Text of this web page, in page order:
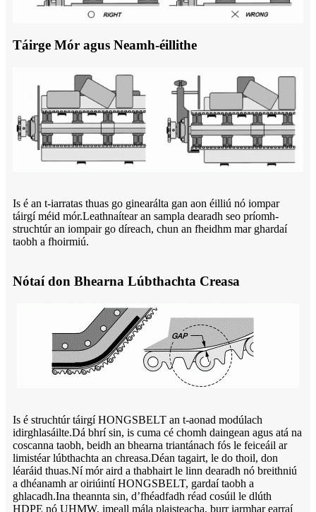
Táirge Mór agus Neamh-éillithe
Is é an t-iarratas thuas go ginearálta gan aon éilliú nó iompar
táirgí méid mór.Leathnaítear an sampla dearadh seo príomh-
struchtúr an iompair go díreach, chun an fheidhm mar ghardaí
taobh a fhoirmiú.
Nótaí don Bhearna Lúbthachta Creasa
Is é struchtúr táirgí HONGSBELT an t-aonad modúlach
idirghlasáilte.Dá bhrí sin, is cuma cé chomh daingean agus atá na
coscanna taobh, beidh an bhearna triantánach fós le feiceáil ar
limistéar lúbthachta an chreasa.Déan tagairt, le do thoil, don
léaráid thuas.Ní mór aird a thabhairt le linn dearadh nó breithniú
a dhéanamh ar oiriúintí HONGSBELT, gardaí taobh a
ghlacadh.Ina theannta sin, d’fhéadfadh réad cosúil le dlúth
HDPE nó UHMW, imeall mála plaisteacha, burr iarmhar earraí